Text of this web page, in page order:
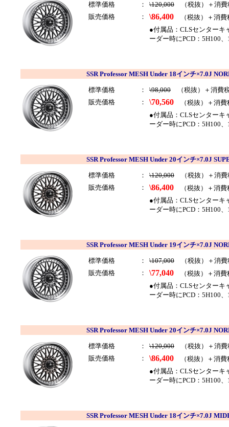
標準価格 ： \120,000 （税抜）＋消費
販売価格
： \86,400 （税抜）＋消費
●付属品：CLSセンター
ーダー時にPCD：5H100
SSR Professor MESH Under 18インチ×7.0J
標準価格 ： \98,000 （税抜）＋消費
販売価格
： \70,560 （税抜）＋消費
●付属品：CLSセンター
ーダー時にPCD：5H100
SSR Professor MESH Under 20インチ×7.0J
標準価格 ： \120,000 （税抜）＋消費
販売価格
： \86,400 （税抜）＋消費
●付属品：CLSセンター
ーダー時にPCD：5H100
SSR Professor MESH Under 19インチ×7.0J
標準価格 ： \107,000 （税抜）＋消費
販売価格
： \77,040 （税抜）＋消費
●付属品：CLSセンター
ーダー時にPCD：5H100
SSR Professor MESH Under 20インチ×7.0J
標準価格 ： \120,000 （税抜）＋消費
販売価格
： \86,400 （税抜）＋消費
●付属品：CLSセンター
ーダー時にPCD：5H100
SSR Professor MESH Under 18インチ×7.0J